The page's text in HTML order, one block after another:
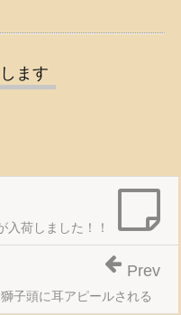
ます
入荷しました！！
子頭に耳アピールされる
Prev